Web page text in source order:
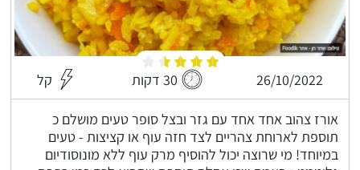
26/10/2022 30 דקות קל
אורז צהוב אחד אחד עם גזר ובצל סופר טעים מושלם כ
תוספת לארוחת צהריים לצד חזה עוף או קציצות - טעים
במיוחד! מי שרוצה יכול להוסיף מרק עוף ללא מונוסודיום